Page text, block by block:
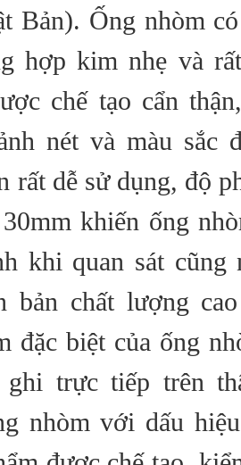
Bản). Ống nhòm
hợp kim nhẹ và
chế tạo cẩn
nét và màu sắc
rất dễ sử dụng, độ
khiến ống
khi quan sát cũng
bản chất lượng
đặc biệt của ống
ghi trực tiếp trên
nhòm với dấu